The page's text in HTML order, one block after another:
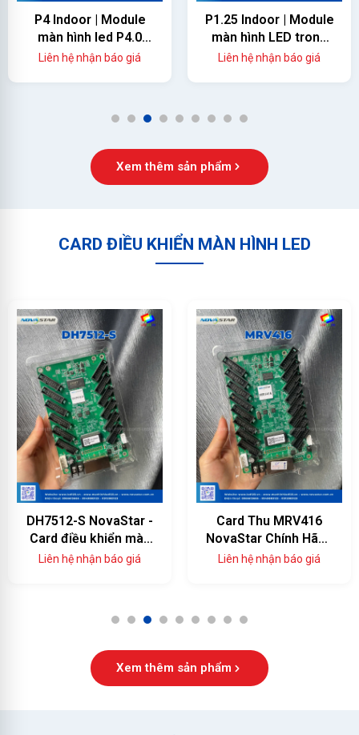
P4 Indoor | Module
màn hình led P4.0
trong nhà LED3S
Liên hệ nhận báo giá
P1.25 Indoor | Module
màn hình LED trong
nhà
Liên hệ nhận báo giá
1 2 3 4 5 6 7 8 9
Xem thêm sản phẩm
CARD ĐIỀU KHIỂN MÀN HÌNH LED
DH7512-S NovaStar -
Card điều khiển màn
hình LED 12 cổng
Liên hệ nhận báo giá
Card Thu MRV416
NovaStar Chính Hãng
— 16 Cổng HUB75E,
Liên hệ nhận báo giá
1 2 3 4 5 6 7 8 9
Xem thêm sản phẩm